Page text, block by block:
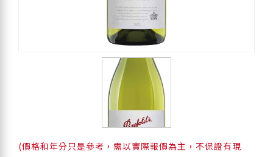
(價格和年分只是參考，需以實際報價為主，不保證有現